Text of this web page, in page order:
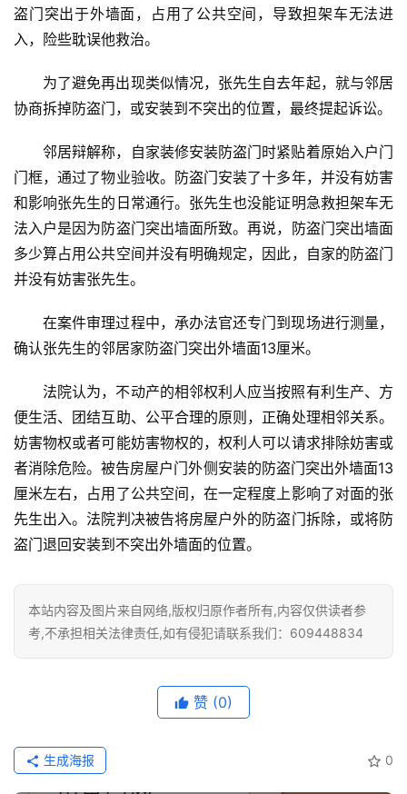
首
页
户
卧
室
门
卫
门
院
大
门
铸
铝
门
套
安
装
维
修
登录 注册
盗门突出于外墙面，占用了公共空间，导致担架车无法进
入，险些耽误他救治。
为了避免再出现类似情况，张先生自去年起，就与邻居
协商拆掉防盗门，或安装到不突出的位置，最终提起诉讼。
邻居辩解称，自家装修安装防盗门时紧贴着原始入户门
门框，通过了物业验收。防盗门安装了十多年，并没有妨害
和影响张先生的日常通行。张先生也没能证明急救担架车无
法入户是因为防盗门突出墙面所致。再说，防盗门突出墙面
多少算占用公共空间并没有明确规定，因此，自家的防盗门
并没有妨害张先生。
在案件审理过程中，承办法官还专门到现场进行测量，
确认张先生的邻居家防盗门突出外墙面13厘米。
法院认为，不动产的相邻权利人应当按照有利生产、方
便生活、团结互助、公平合理的原则，正确处理相邻关系。
妨害物权或者可能妨害物权的，权利人可以请求排除妨害或
者消除危险。被告房屋户门外侧安装的防盗门突出外墙面13
厘米左右，占用了公共空间，在一定程度上影响了对面的张
先生出入。法院判决被告将房屋户外的防盗门拆除，或将防
盗门退回安装到不突出外墙面的位置。
本站内容及图片来自网络,版权归原作者所有,内容仅供读者参
考,不承担相关法律责任,如有侵犯请联系我们：609448834
赞 (0)
0
生成海报